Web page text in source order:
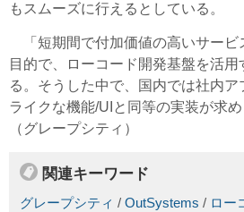
もスムーズに行えるとしている。
「短期間で付加価値の高いサービ
目的で、ローコード開発基盤を活
る。そうした中で、国内では社内ア
ライクな機能/UIと同等の実装が求め
（グレープシティ）
関連キーワード
グレープシティ / OutSystems / ロー